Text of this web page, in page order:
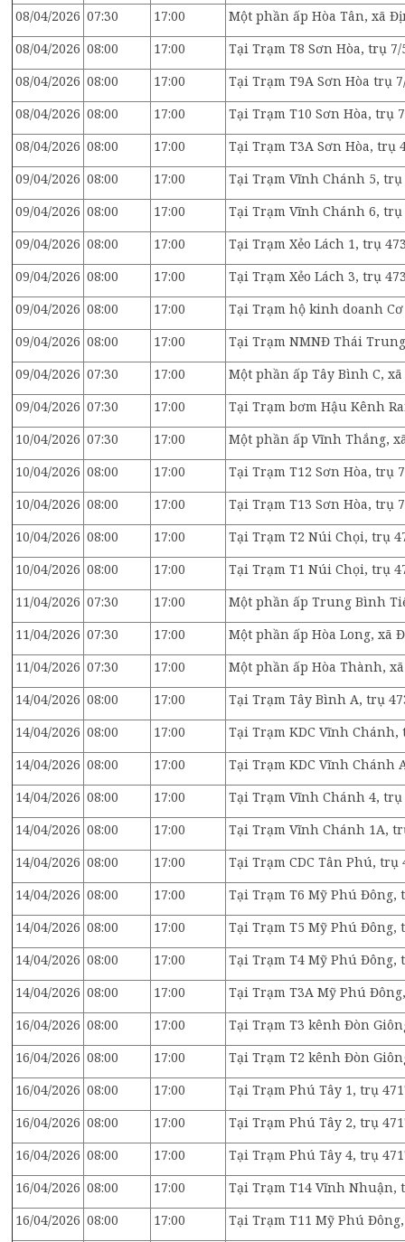
08/04/2026 07:30 17:00
Một phần ấp Hòa Tân, xã
08/04/2026 08:00 17:00
Tại Trạm T8 Sơn Hòa, trụ 7/
08/04/2026 08:00 17:00
Tại Trạm T9A Sơn Hòa trụ
08/04/2026 08:00 17:00
Tại Trạm T10 Sơn Hòa, trụ
08/04/2026 08:00 17:00
Tại Trạm T3A Sơn Hòa, trụ
09/04/2026 08:00 17:00
Tại Trạm Vĩnh Chánh 5, trụ
09/04/2026 08:00 17:00
Tại Trạm Vĩnh Chánh 6, trụ
09/04/2026 08:00 17:00
Tại Trạm Xẻo Lách 1, trụ
09/04/2026 08:00 17:00
Tại Trạm Xẻo Lách 3, trụ
09/04/2026 08:00 17:00
Tại Trạm hộ kinh doanh
09/04/2026 08:00 17:00
Tại Trạm NMNĐ Thái
09/04/2026 07:30 17:00
Một phần ấp Tây Bình C,
09/04/2026 07:30 17:00
Tại Trạm bơm Hậu Kênh
10/04/2026 07:30 17:00
Một phần ấp Vĩnh Thắng,
10/04/2026 08:00 17:00
Tại Trạm T12 Sơn Hòa, trụ
10/04/2026 08:00 17:00
Tại Trạm T13 Sơn Hòa, trụ
10/04/2026 08:00 17:00
Tại Trạm T2 Núi Chọi, trụ
10/04/2026 08:00 17:00
Tại Trạm T1 Núi Chọi, trụ
11/04/2026 07:30 17:00
Một phần ấp Trung Bình
11/04/2026 07:30 17:00
Một phần ấp Hòa Long, xã
11/04/2026 07:30 17:00
Một phần ấp Hòa Thành,
14/04/2026 08:00 17:00
Tại Trạm Tây Bình A, trụ
14/04/2026 08:00 17:00
Tại Trạm KDC Vĩnh Chánh,
14/04/2026 08:00 17:00
Tại Trạm KDC Vĩnh Chánh
14/04/2026 08:00 17:00
Tại Trạm Vĩnh Chánh 4, trụ
14/04/2026 08:00 17:00
Tại Trạm Vĩnh Chánh 1A,
14/04/2026 08:00 17:00
Tại Trạm CDC Tân Phú, trụ
14/04/2026 08:00 17:00
Tại Trạm T6 Mỹ Phú Đông,
14/04/2026 08:00 17:00
Tại Trạm T5 Mỹ Phú Đông,
14/04/2026 08:00 17:00
Tại Trạm T4 Mỹ Phú Đông,
14/04/2026 08:00 17:00
Tại Trạm T3A Mỹ Phú
16/04/2026 08:00 17:00
Tại Trạm T3 kênh Đòn
16/04/2026 08:00 17:00
Tại Trạm T2 kênh Đòn
16/04/2026 08:00 17:00
Tại Trạm Phú Tây 1, trụ
16/04/2026 08:00 17:00
Tại Trạm Phú Tây 2, trụ
16/04/2026 08:00 17:00
Tại Trạm Phú Tây 4, trụ
16/04/2026 08:00 17:00
Tại Trạm T14 Vĩnh Nhuận,
16/04/2026 08:00 17:00
Tại Trạm T11 Mỹ Phú